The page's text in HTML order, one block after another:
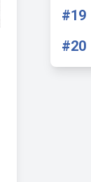
#19
#20